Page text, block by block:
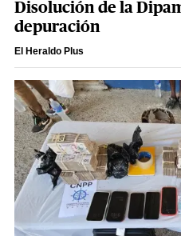
Disolución de la
depuración
El Heraldo Plus